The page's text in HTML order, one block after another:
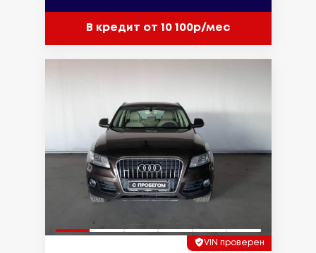
В кредит от 10 100р/мес
VIN проверен